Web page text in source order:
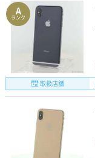
A
ランク
取扱店舗